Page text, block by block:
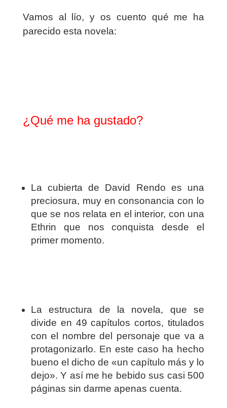
Vamos al lío, y os cuento qué me ha
parecido esta novela:
¿Qué me ha gustado?
La cubierta de David Rendo es una
preciosura, muy en consonancia con lo
que se nos relata en el interior, con una
Ethrin que nos conquista desde el
primer momento.
La estructura de la novela, que se
divide en 49 capítulos cortos, titulados
con el nombre del personaje que va a
protagonizarlo. En este caso ha hecho
bueno el dicho de «un capítulo más y lo
dejo». Y así me he bebido sus casi 500
páginas sin darme apenas cuenta.